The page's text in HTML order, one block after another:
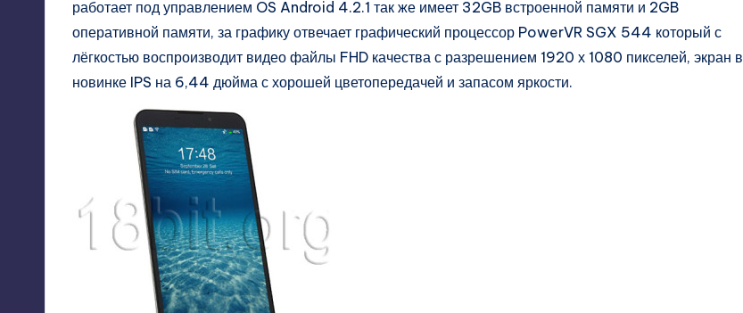
работает под управлением OS Android 4.2.1 так же имеет 32GB встроенной памяти и 2GB
оперативной памяти, за графику отвечает графический процессор PowerVR SGX 544 который с
лёгкостью воспроизводит видео файлы FHD качества с разрешением 1920 х 1080 пикселей, экран в
новинке IPS на 6,44 дюйма с хорошей цветопередачей и запасом яркости.